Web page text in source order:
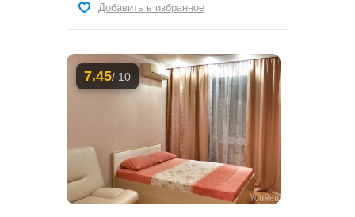
Добавить в избранное
7.45/ 10